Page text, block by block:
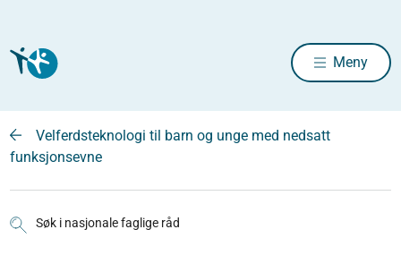
Meny
Velferdsteknologi til barn og unge med nedsatt
funksjonsevne
Søk i nasjonale faglige råd